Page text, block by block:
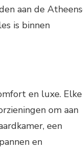
aan de
is binnen
en luxe. Elke
om aan
een
en